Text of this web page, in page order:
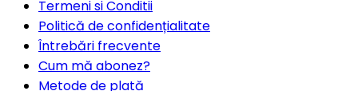
Termeni si Conditii
Politică de confidențialitate
Întrebări frecvente
Cum mă abonez?
Metode de plată